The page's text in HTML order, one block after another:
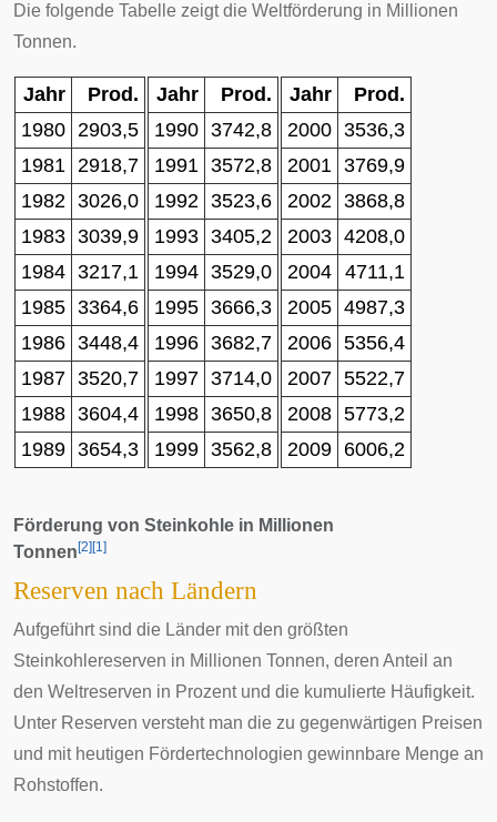
Die folgende Tabelle zeigt die Weltförderung in Millionen
Tonnen.
Förderung von Steinkohle in Millionen
Tonnen [2] [1]
Jahr
Prod.
1980 2903,5
1981 2918,7
1982 3026,0
1983 3039,9
1984 3217,1
1985 3364,6
1986 3448,4
1987 3520,7
1988 3604,4
1989 3654,3
Jahr
Prod.
1990 3742,8
1991 3572,8
1992 3523,6
1993 3405,2
1994 3529,0
1995 3666,3
1996 3682,7
1997 3714,0
1998 3650,8
1999 3562,8
Jahr
Prod.
2000 3536,3
2001 3769,9
2002 3868,8
2003 4208,0
2004 4711,1
2005 4987,3
2006 5356,4
2007 5522,7
2008 5773,2
2009 6006,2
Reserven nach Ländern
Aufgeführt sind die Länder mit den größten
Steinkohlereserven in Millionen Tonnen, deren Anteil an
den Weltreserven in Prozent und die kumulierte Häufigkeit.
Unter Reserven versteht man die zu gegenwärtigen Preisen
und mit heutigen Fördertechnologien gewinnbare Menge an
Rohstoffen.